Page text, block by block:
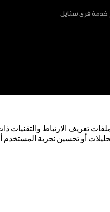
خدمة فري ستايل
تعريف الارتباط
أو تحسين تجربة المستخدم